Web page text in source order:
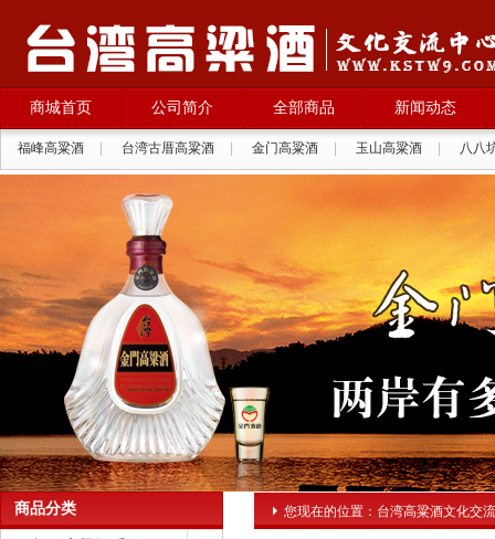
商城首页 公司简介 全部商品 新闻动态
福峰高粱酒 台湾古厝高粱酒 金门高粱酒 玉山高粱酒
八八
拉纳葡萄酒
|
商品分类 您现在的位置： 台湾高粱酒文化交